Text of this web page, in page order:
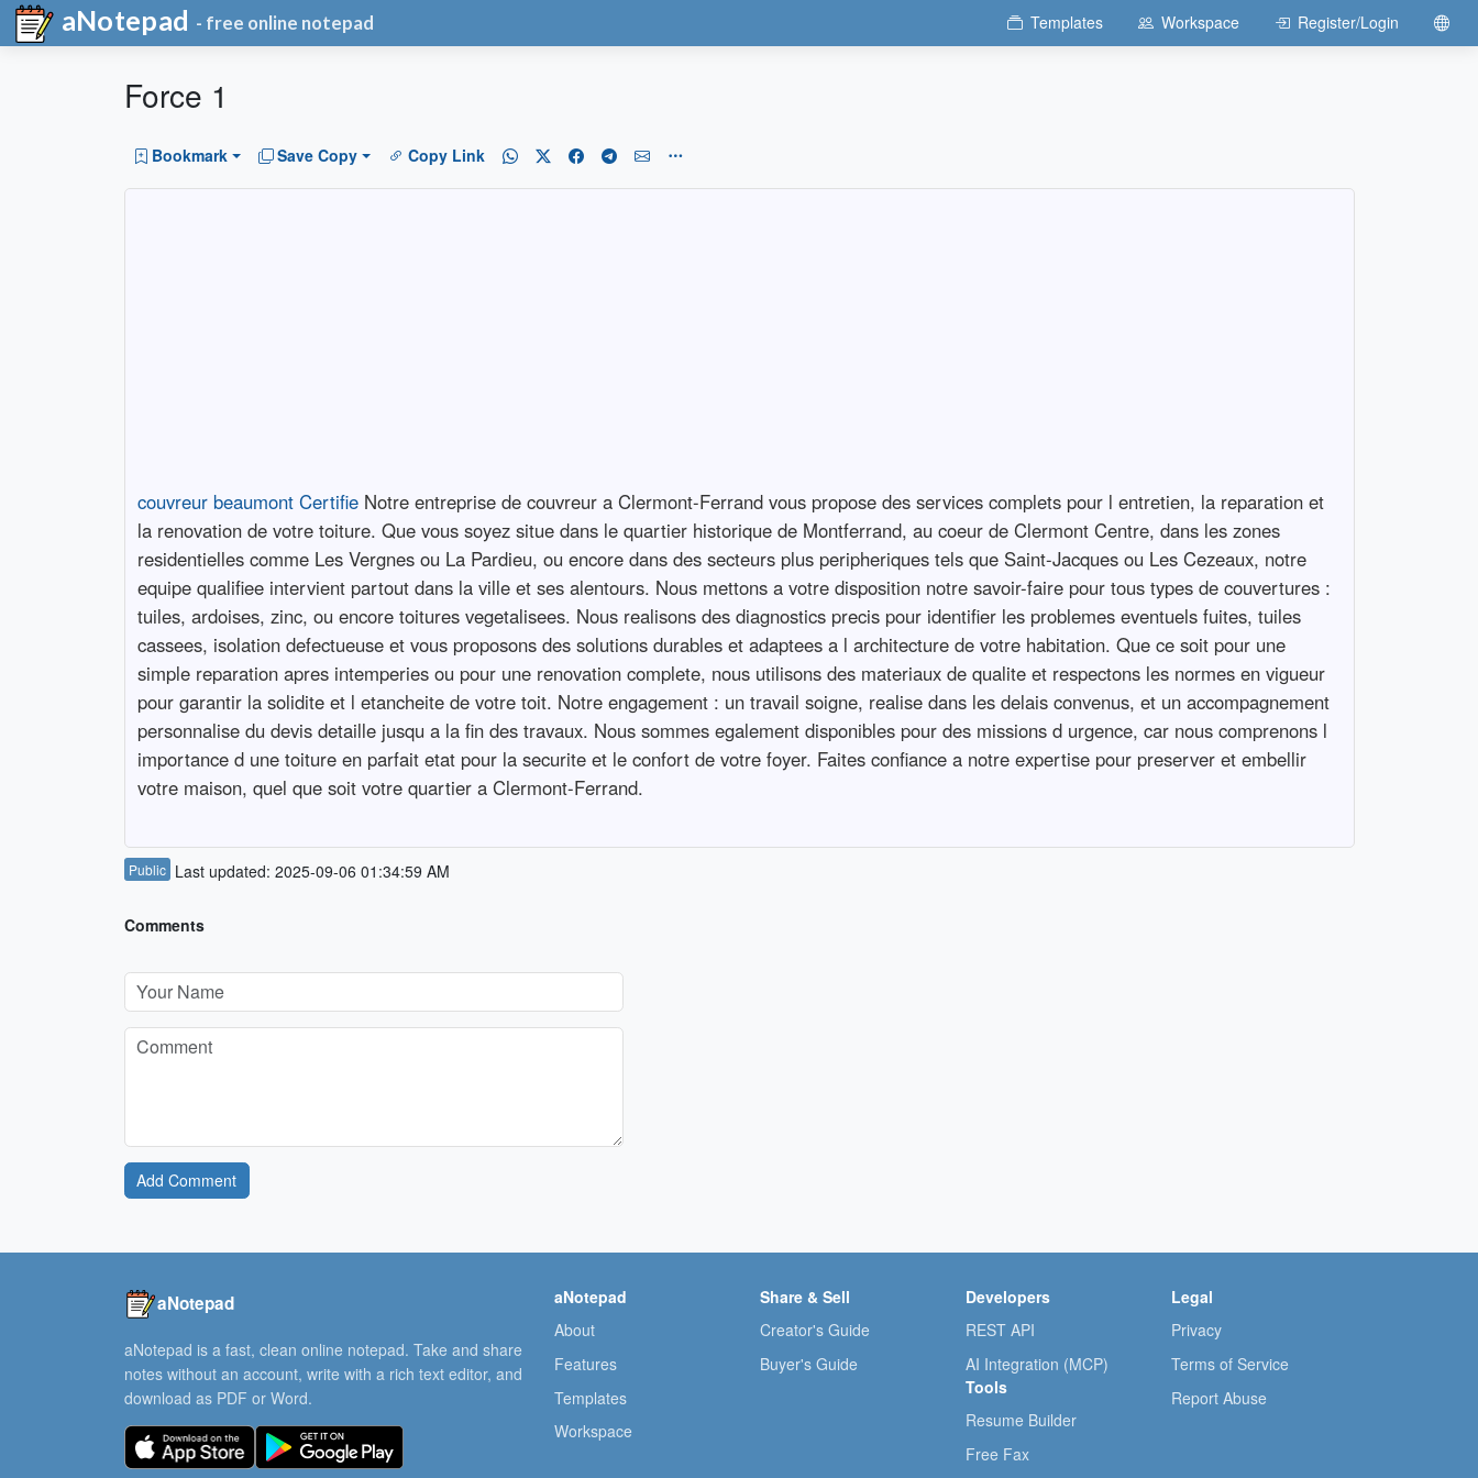
aNotepad - free online notepad Templates Workspace Register/Login
Force 1
Bookmark Save Copy Copy Link
couvreur beaumont CertifieNotre entreprise de couvreur a Clermont-Ferrand vous propose des services complets pour l entretien, la reparation et
la renovation de votre toiture. Que vous soyez situe dans le quartier historique de Montferrand, au coeur de Clermont Centre, dans les zones
residentielles comme Les Vergnes ou La Pardieu, ou encore dans des secteurs plus peripheriques tels que Saint-Jacques ou Les Cezeaux, notre
equipe qualifiee intervient partout dans la ville et ses alentours. Nous mettons a votre disposition notre savoir-faire pour tous types de couvertures :
tuiles, ardoises, zinc, ou encore toitures vegetalisees. Nous realisons des diagnostics precis pour identifier les problemes eventuels fuites, tuiles
cassees, isolation defectueuse et vous proposons des solutions durables et adaptees a l architecture de votre habitation. Que ce soit pour une
simple reparation apres intemperies ou pour une renovation complete, nous utilisons des materiaux de qualite et respectons les normes en vigueur
pour garantir la solidite et l etancheite de votre toit. Notre engagement : un travail soigne, realise dans les delais convenus, et un accompagnement
personnalise du devis detaille jusqu a la fin des travaux. Nous sommes egalement disponibles pour des missions d urgence, car nous comprenons l
importance d une toiture en parfait etat pour la securite et le confort de votre foyer. Faites confiance a notre expertise pour preserver et embellir
votre maison, quel que soit votre quartier a Clermont-Ferrand.
Public Last updated: 2025-09-06 01:34:59 AM
Comments
Add Comment
aNotepad
aNotepad is a fast, clean online notepad. Take and share
notes without an account, write with a rich text editor, and
download as PDF or Word.
aNotepad
About
Features
Templates
Workspace
Share & Sell
Creator's Guide
Buyer's Guide
Developers
REST API
AI Integration (MCP)
Tools
Resume Builder
Free Fax
Legal
Privacy
Terms of Service
Report Abuse